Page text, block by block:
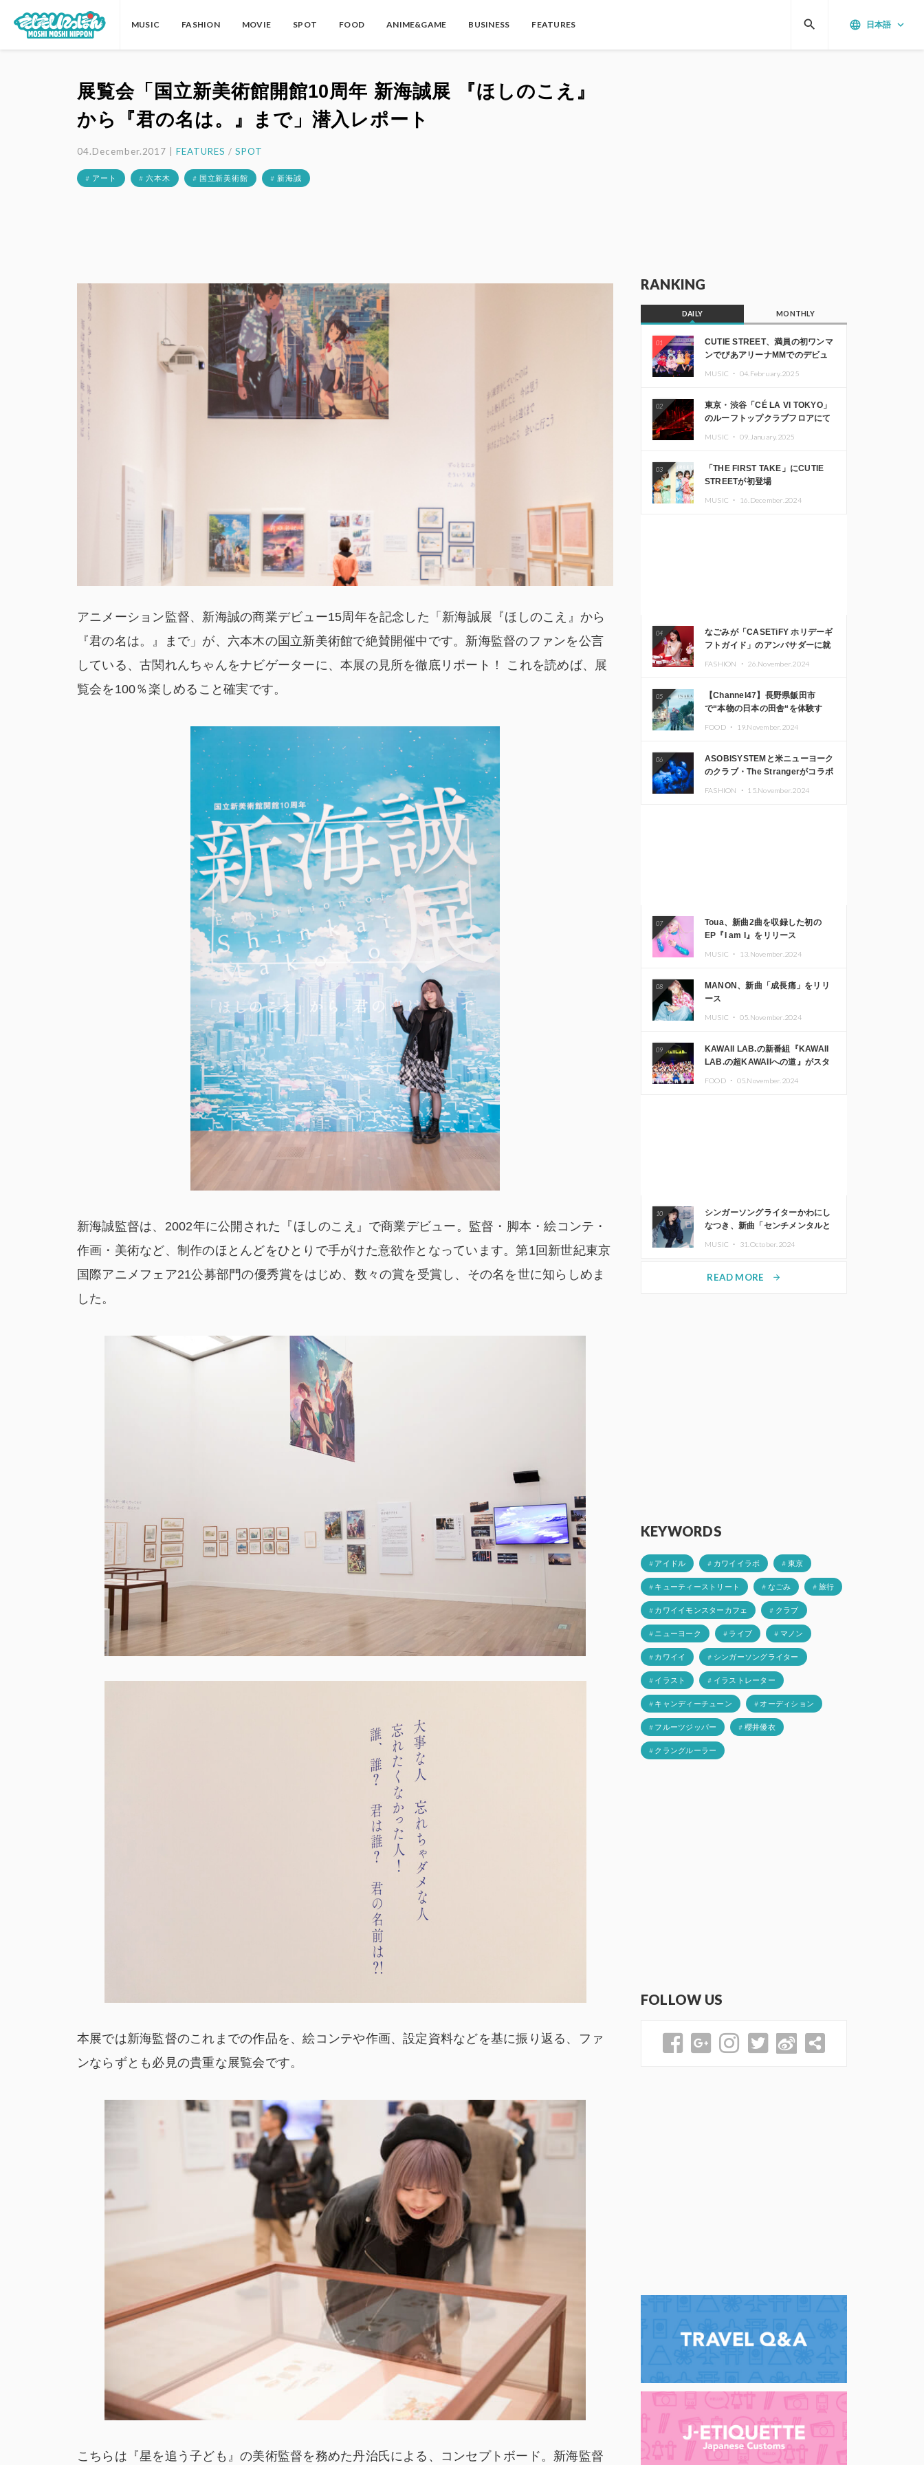
MUSIC FASHION MOVIE SPOT FOOD ANIME&GAME BUSINESS FEATURES language 日本語 keyboard_arrow_down
search
展覧会「国立新美術館開館10周年 新海誠展 『ほしのこえ』
から『君の名は。』まで」潜入レポート
04.December.2017 |FEATURES / SPOT
# アート # 六本木 # 国立新美術館 # 新海誠
アニメーション監督、新海誠の商業デビュー15周年を記念した「新海誠展『ほしのこえ』から
『君の名は。』まで」が、六本木の国立新美術館で絶賛開催中です。新海監督のファンを公言
している、古関れんちゃんをナビゲーターに、本展の見所を徹底リポート！ これを読めば、展
覧会を100％楽しめること確実です。
新海誠監督は、2002年に公開された『ほしのこえ』で商業デビュー。監督・脚本・絵コンテ・
作画・美術など、制作のほとんどをひとりで手がけた意欲作となっています。第1回新世紀東京
国際アニメフェア21公募部門の優秀賞をはじめ、数々の賞を受賞し、その名を世に知らしめま
した。
本展では新海監督のこれまでの作品を、絵コンテや作画、設定資料などを基に振り返る、ファ
ンならずとも必見の貴重な展覧会です。
こちらは『星を追う子ども』の美術監督を務めた丹治氏による、コンセプトボード。新海監督
RANKING
DAILY MONTHLY
01
CUTIE STREET、満員の初ワンマ
ンでぴあアリーナMMでのデビュ
MUSIC ・ 04.February.2025
02
東京・渋谷「CÉ LA VI TOKYO」
のルーフトップクラブフロアにて
Kza（FORCE OF NATURE）ら日
本を代表するDJ・クリエイターが
出演
MUSIC ・ 09.January.2025
03
「THE FIRST TAKE」にCUTIE
STREETが初登場
MUSIC ・ 16.December.2024
04
なごみが「CASETiFY ホリデーギ
フトガイド」のアンバサダーに就
FASHION ・ 26.November.2024
05
【Channel47】長野県飯田市
で“本物の日本の田舎“を体験す
FOOD ・ 19.November.2024
06
ASOBISYSTEMと米ニューヨーク
のクラブ・The Strangerがコラボ
FASHION ・ 15.November.2024
07
Toua、新曲2曲を収録した初の
EP『I am I』をリリース
MUSIC ・ 13.November.2024
08
MANON、新曲「成長痛」をリリ
ース
MUSIC ・ 05.November.2024
09
KAWAII LAB.の新番組『KAWAII
LAB.の超KAWAIIへの道』がスタ
FOOD ・ 05.November.2024
10
シンガーソングライターかわにし
なつき、新曲「センチメンタルと
MUSIC ・ 31.October.2024
READ MORE arrow_forward
KEYWORDS
# アイドル # カワイイラボ # 東京
# キューティーストリート # なごみ # 旅行
# カワイイモンスターカフェ # クラブ
# ニューヨーク # ライブ # マノン
# カワイイ # シンガーソングライター
# イラスト # イラストレーター
# キャンディーチューン # オーディション
# フルーツジッパー # 櫻井優衣
# クラングルーラー
FOLLOW US